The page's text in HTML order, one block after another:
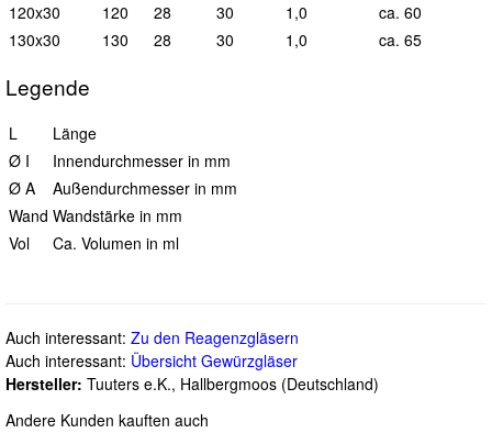
120x30
120 28 30 1,0
ca. 60
130x30
130 28 30 1,0 ca. 65
Legende
L
Länge
Ø I
Innendurchmesser in mm
Ø A
Außendurchmesser in mm
Wand Wandstärke in mm
Vol
Ca. Volumen in ml
Auch interessant: Zu den Reagenzgläsern
Auch interessant: Übersicht Gewürzgläser
Hersteller: Tuuters e.K., Hallbergmoos (Deutschland)
Andere Kunden kauften auch